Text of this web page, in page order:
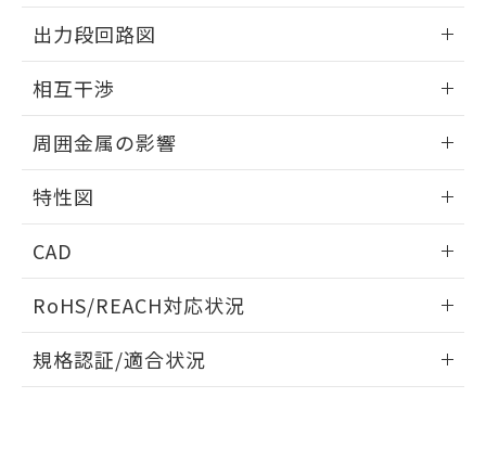
外形図
出力段回路図
出力段回路図
相互干渉
相互干渉
A: 50mm以上、B: 35mm以上
周囲金属の影響
周囲金属の影響
特性図
検出物体の大きさと材質による影響
CAD
ドすることができます。
ログイン/会員登録
RoHS/REACH対応状況
EU RoHS 注意事項・凡例
規格認証/適合状況
※当社の共同利用者とは、
の共同利用に関して"
の「1.共同利
指します。
EU RoHS指令（10物質）の非含有証明書
51物質の非含有証明書（当社基準）
※本証明書は発行日時点で非含有を証明す
るもので、過去に遡って非含有を証明する
また、RoHS指令のフタル酸エステル類４
物質の対応では、対応完了までの期間は出
荷製品に未対応品が混在することから備考
り、2022年1月12日より割愛しておりま
す。